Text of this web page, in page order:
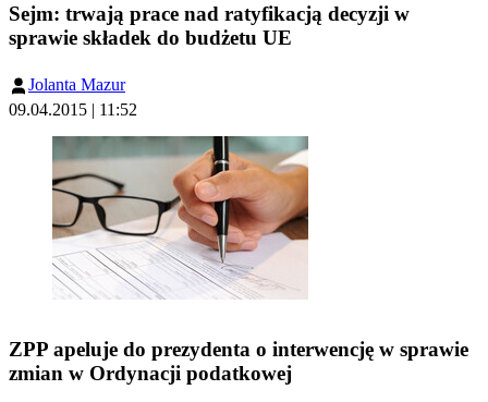
Sejm: trwają prace nad ratyfikacją decyzji w
sprawie składek do budżetu UE
Jolanta Mazur
09.04.2015 | 11:52
ZPP apeluje do prezydenta o interwencję w sprawie
zmian w Ordynacji podatkowej